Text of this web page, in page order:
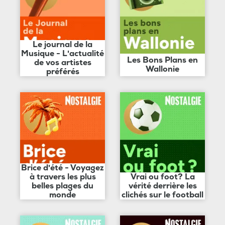
Le journal de la
Musique - L'actualité
de vos artistes
préférés
Les Bons Plans en
Wallonie
Brice d'été - Voyagez
à travers les plus
belles plages du
monde
Vrai ou foot? La
vérité derrière les
clichés sur le football